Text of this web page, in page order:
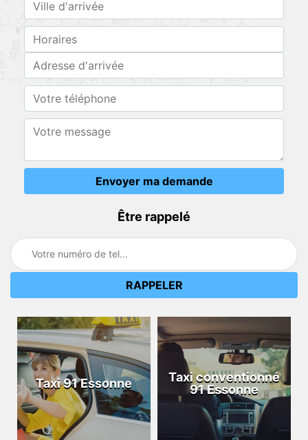
Être rappelé
Taxi 91 Essonne
Taxi conventionné
91 Essonne